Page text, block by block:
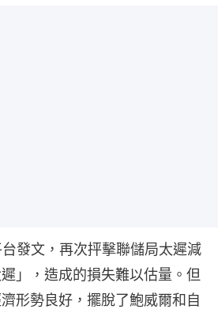
發文，再次抨擊聯儲局太遲減
」，造成的損失難以估量。但
形勢良好，擺脫了鮑威爾和自